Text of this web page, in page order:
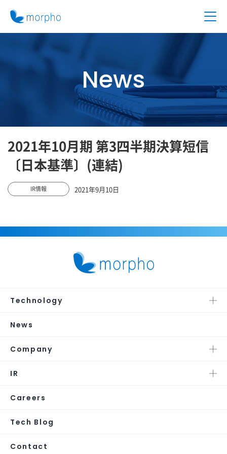
News
2021年10月期 第3四半期決算短信
〔日本基準〕(連結)
IR情報 2021年9月10日
Technology
News
Company
IR
Careers
Tech Blog
Contact